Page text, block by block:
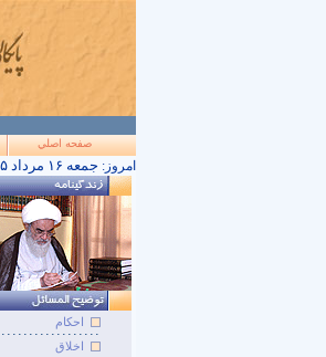
صفحه اصلي
امروز: ۱۴۰۵ جمعه ۱۶ مرداد
احکام
اخلاق